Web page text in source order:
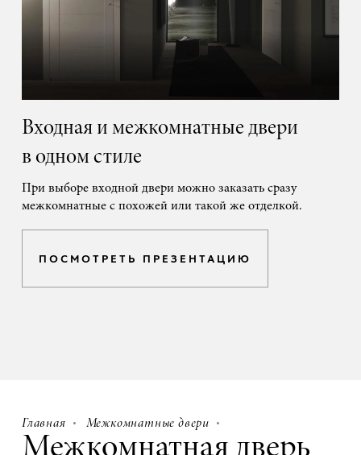
Входная и межкомнатные двери
в одном стиле
При выборе входной двери можно заказать сразу
межкомнатные с похожей или такой же отделкой.
ПОСМОТРЕТЬ ПРЕЗЕНТАЦИЮ
Главная Межкомнатные двери